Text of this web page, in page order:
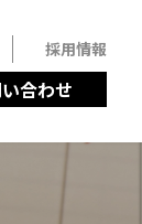
採用情報
合わせ